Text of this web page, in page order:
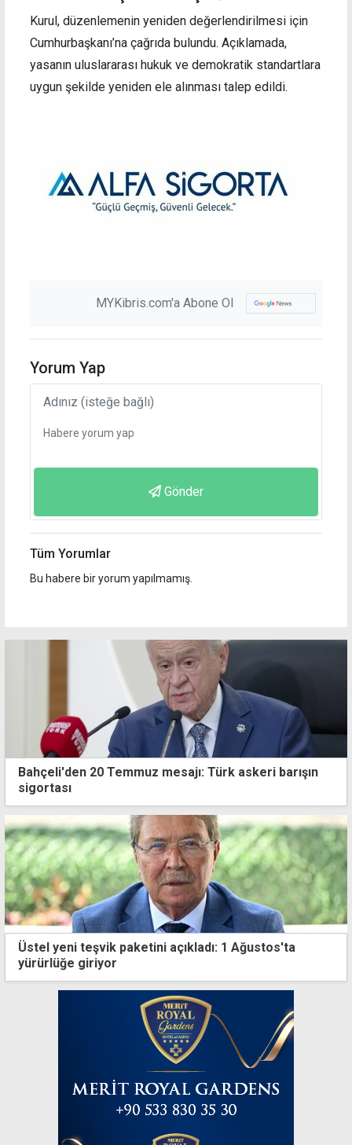
Kurul, düzenlemenin yeniden değerlendirilmesi için
Cumhurbaşkanı’na çağrıda bulundu. Açıklamada,
yasanın uluslararası hukuk ve demokratik standartlara
uygun şekilde yeniden ele alınması talep edildi.
MYKibris.com'a Abone Ol
Yorum Yap
Gönder
Tüm Yorumlar
Bu habere bir yorum yapılmamış.
Bahçeli'den 20 Temmuz mesajı: Türk askeri barışın
sigortası
Üstel yeni teşvik paketini açıkladı: 1 Ağustos'ta
yürürlüğe giriyor